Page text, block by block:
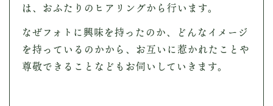
は、おふたりのヒアリングから行います。
なぜフォトに興味を持ったのか、どんなイメージ
を持っているのかから、お互いに惹かれたことや
尊敬できることなどもお伺いしていきます。